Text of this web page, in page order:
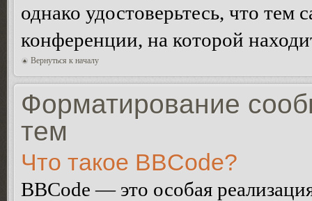
однако удостоверьтесь, что
конференции, на которой
Вернуться к началу
Форматирование
тем
Что такое BBCode?
BBCode — это особая